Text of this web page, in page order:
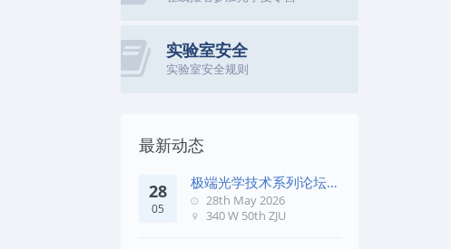
实验室安全
实验室安全规则
最新动态
28
05
极端光学技术系列论坛第
五十七期
28th May 2026
340 W 50th ZJU